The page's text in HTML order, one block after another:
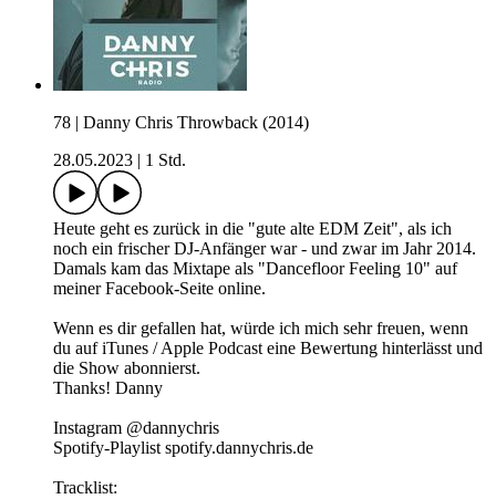
78 | Danny Chris Throwback (2014)
28.05.2023
1 Std.
Heute geht es zurück in die "gute alte EDM Zeit", als ich
noch ein frischer DJ-Anfänger war - und zwar im Jahr 2014.
Damals kam das Mixtape als "Dancefloor Feeling 10" auf
meiner Facebook-Seite online.
Wenn es dir gefallen hat, würde ich mich sehr freuen, wenn
du auf iTunes / Apple Podcast eine Bewertung hinterlässt und
die Show abonnierst.
Thanks! Danny
Instagram @dannychris
Spotify-Playlist spotify.dannychris.de
Tracklist: